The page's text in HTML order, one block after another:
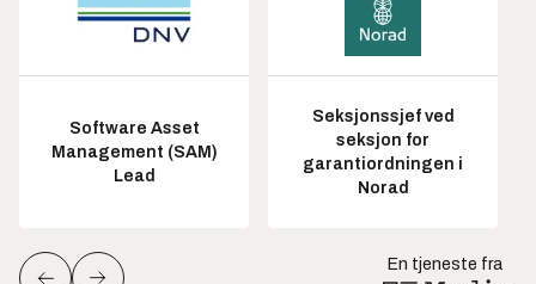
Software Asset
Management (SAM)
Lead
Seksjonssjef ved
seksjon for
garantiordningen i
Norad
En tjeneste fra